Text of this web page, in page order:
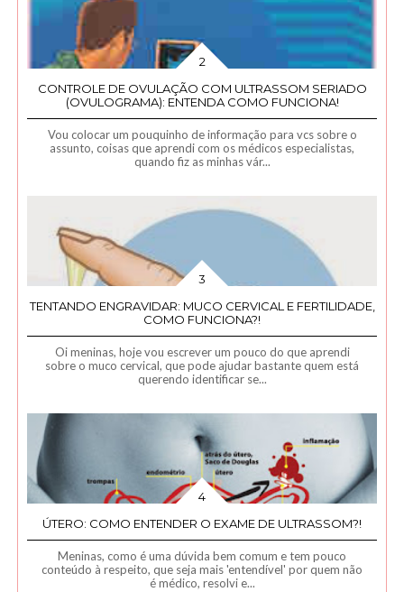
CONTROLE DE OVULAÇÃO COM ULTRASSOM SERIADO
(OVULOGRAMA): ENTENDA COMO FUNCIONA!
Vou colocar um pouquinho de informação para vcs sobre o
assunto, coisas que aprendi com os médicos especialistas,
quando fiz as minhas vár...
TENTANDO ENGRAVIDAR: MUCO CERVICAL E FERTILIDADE,
COMO FUNCIONA?!
Oi meninas, hoje vou escrever um pouco do que aprendi
sobre o muco cervical, que pode ajudar bastante quem está
querendo identificar se...
ÚTERO: COMO ENTENDER O EXAME DE ULTRASSOM?!
Meninas, como é uma dúvida bem comum e tem pouco
conteúdo à respeito, que seja mais 'entendível' por quem não
é médico, resolvi e...